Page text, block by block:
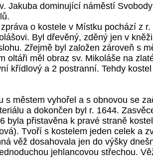
Jakuba dominující náměstí
o kostele v Místku pochází z
Byl dřevěný, zděný jen v
Zřejmě byl založen zároveň s
oltáři měl obraz sv. Mikoláše na
křídlový a 2 postranní. Tehdy
s městem vyhořel a s obnovou se
a dokončen byl r. 1644.
byla přistavěna k pravé straně
Tvoří s kostelem jeden celek a
věž dosahovala jen do výšky
jehlancovou střechou.